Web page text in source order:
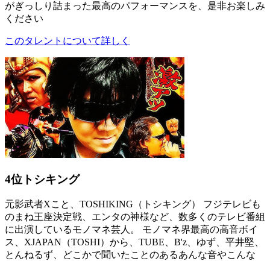
がぎっしり詰まった最高のパフォーマンスを、是非お楽しみ
ください
このタレントについて詳しく
4位 トシキング
元影武者Xこと、TOSHIKING（トシキング） フジテレビも
のまね王座決定戦、エンタの神様など、数多くのテレビ番組
に出演しているモノマネ芸人。 モノマネ界最高の高音ボイ
ス、XJAPAN（TOSHI）から、TUBE、B'z、ゆず、平井堅、
とんねるず、どこかで聞いたことのあるあんな音やこんな